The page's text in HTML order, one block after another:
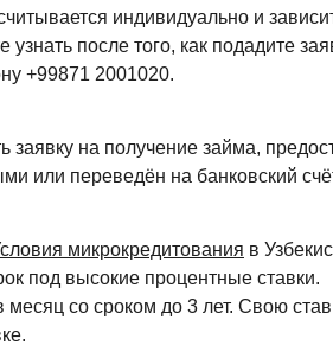
индивидуально и
после того, как подадите
+99871 2001020.
заявку на получение займа,
или переведён на банковский
микрокредитования в
под высокие процентные ставки.
со сроком до 3 лет. Свою